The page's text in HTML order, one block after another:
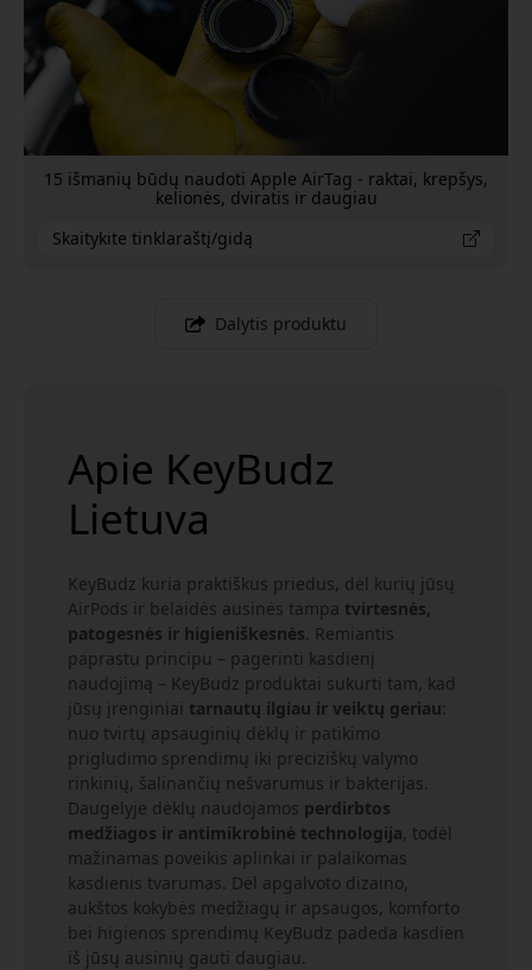
15 išmanių būdų naudoti Apple AirTag - raktai, krepšys,
kelionės, dviratis ir daugiau
Skaitykite tinklaraštį/gidą
Dalytis produktu
Apie KeyBudz
Lietuva
KeyBudz kuria praktiškus priedus, dėl kurių jūsų
AirPods ir belaidės ausinės tampa tvirtesnės,
patogesnės ir higieniškesnės. Remiantis
paprastu principu – pagerinti kasdienį
naudojimą – KeyBudz produktai sukurti tam, kad
jūsų įrenginiai tarnautų ilgiau ir veiktų geriau:
nuo tvirtų apsauginių dėklų ir patikimo
prigludimo sprendimų iki preciziškų valymo
rinkinių, šalinančių nešvarumus ir bakterijas.
Daugelyje dėklų naudojamos perdirbtos
medžiagos ir antimikrobinė technologija, todėl
mažinamas poveikis aplinkai ir palaikomas
kasdienis tvarumas. Dėl apgalvoto dizaino,
aukštos kokybės medžiagų ir apsaugos, komforto
bei higienos sprendimų KeyBudz padeda kasdien
iš jūsų ausinių gauti daugiau.